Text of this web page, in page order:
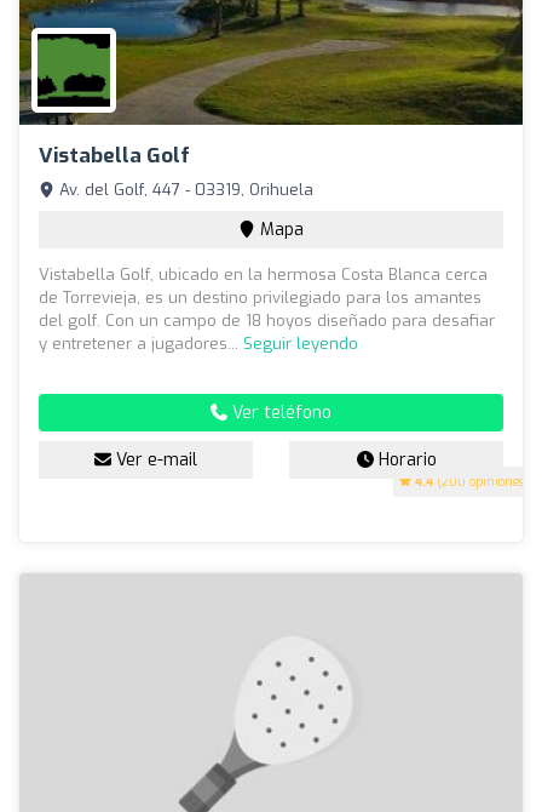
Vistabella Golf
4.4 (200 opiniones)
Av. del Golf, 447 - 03319, Orihuela
Mapa
Vistabella Golf, ubicado en la hermosa Costa Blanca cerca
de Torrevieja, es un destino privilegiado para los amantes
del golf. Con un campo de 18 hoyos diseñado para desafiar
y entretener a jugadores... Seguir leyendo
Ver teléfono
Ver e-mail Horario